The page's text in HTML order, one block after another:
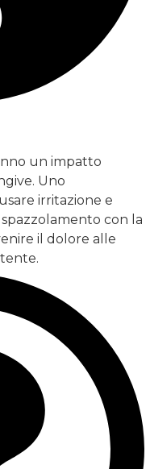
un impatto
Uno
irritazione e
con la
il dolore alle